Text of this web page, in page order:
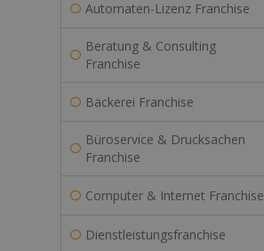
Automaten-Lizenz Franchise
Beratung & Consulting
Franchise
Bäckerei Franchise
Büroservice & Drucksachen
Franchise
Computer & Internet Franchise
Dienstleistungsfranchise